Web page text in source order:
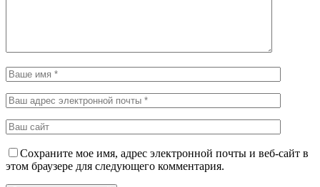
Сохраните мое имя, адрес электронной почты и веб-сайт в
этом браузере для следующего комментария.